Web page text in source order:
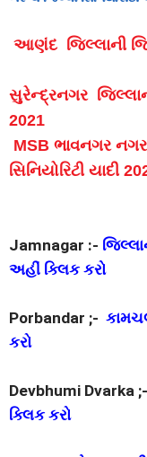
આણંદ જિલ્લાની
સુરેન્દ્રનગર
2021
MSB ભાવનગર
સિનિયોરિટી યાદી
Jamnagar :-
અહીં ક્લિક કરો
Porbandar ;-
કરો
Devbhumi Dvarka ;-
ક્લિક કરો